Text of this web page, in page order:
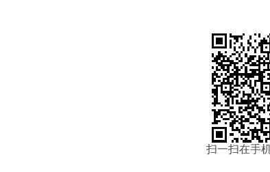
扫一扫在手